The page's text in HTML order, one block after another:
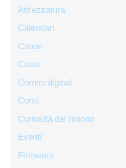
Attrezzatura
Calendari
Canon
Casio
Cornici digitali
Corsi
Curiosità dal mondo
Eventi
Firmware